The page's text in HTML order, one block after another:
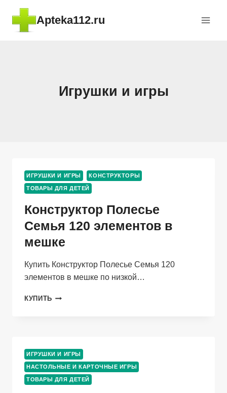
Перейти
содержимому
Apteka112.ru
Игрушки и игры
ИГРУШКИ И ИГРЫ КОНСТРУКТОРЫ
ТОВАРЫ ДЛЯ ДЕТЕЙ
Конструктор Полесье
Семья 120 элементов в
мешке
Купить Конструктор Полесье Семья 120
элементов в мешке по низкой…
КУПИТЬ КОНСТРУКТОР
В
МЕШКЕ
ИГРУШКИ И ИГРЫ
НАСТОЛЬНЫЕ И КАРТОЧНЫЕ ИГРЫ
ТОВАРЫ ДЛЯ ДЕТЕЙ